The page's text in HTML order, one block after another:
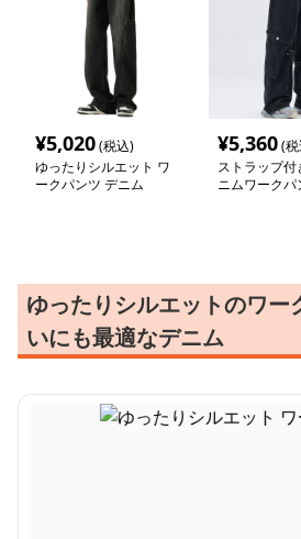
¥5,020(税込)
ゆったりシルエット ワ
ークパンツ デニム
¥5,360(
ストラップ
ニムワークパ
ゆったりシルエットのワー
いにも最適なデニム